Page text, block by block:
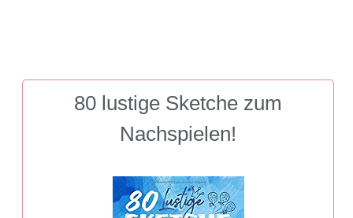
80 lustige Sketche zum
Nachspielen!